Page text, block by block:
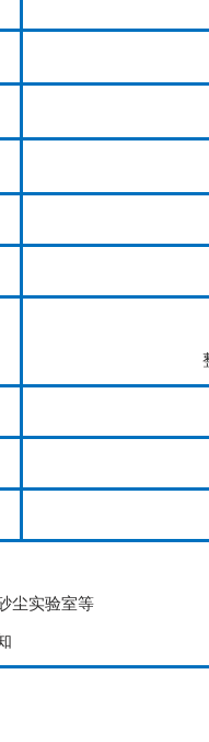
尘实验室等